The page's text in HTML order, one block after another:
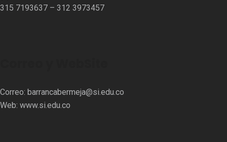
315 7193637 – 312 3973457⁣⁣
Correo: barrancabermeja@si.edu.co
Web: www.si.edu.co